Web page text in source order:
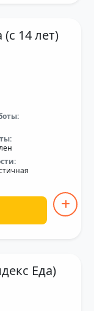
14 лет)
Еда)